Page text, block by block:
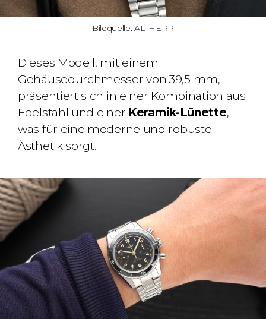
Bildquelle: ALTHERR
Dieses Modell, mit einem
Gehäusedurchmesser von 39,5 mm,
präsentiert sich in einer Kombination aus
Edelstahl und einer Keramik-Lünette,
was für eine moderne und robuste
Ästhetik sorgt.